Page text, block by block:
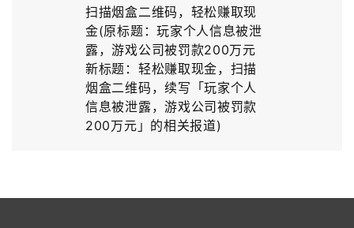
扫描烟盒二维码，轻松赚取现
金(原标题：玩家个人信息被泄
露，游戏公司被罚款200万元
新标题：轻松赚取现金，扫描
烟盒二维码，续写「玩家个人
信息被泄露，游戏公司被罚款
200万元」的相关报道)